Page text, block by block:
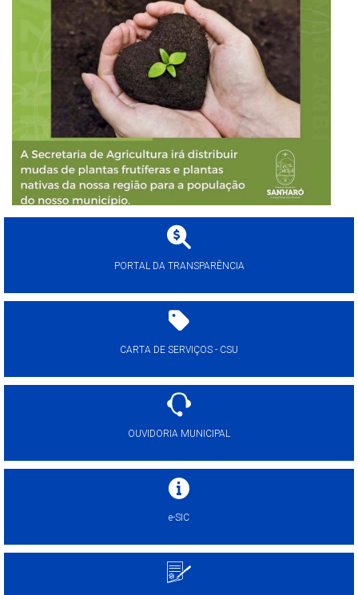
PORTAL DA TRANSPARÊNCIA
CARTA DE SERVIÇOS - CSU
OUVIDORIA MUNICIPAL
e-SIC